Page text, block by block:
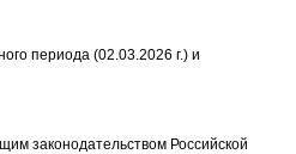
периода (02.03.2026 г.) и
законодательством Российской